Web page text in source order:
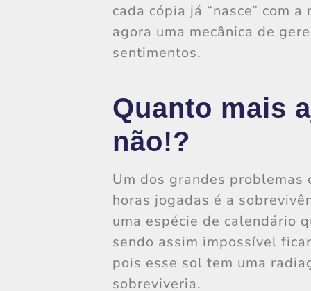
cada cópia já “nasce” com
agora uma mecânica de
sentimentos.
Quanto mais
não!?
Um dos grandes
horas jogadas é a
uma espécie de calendário
sendo assim impossível
pois esse sol tem uma
sobreviveria.